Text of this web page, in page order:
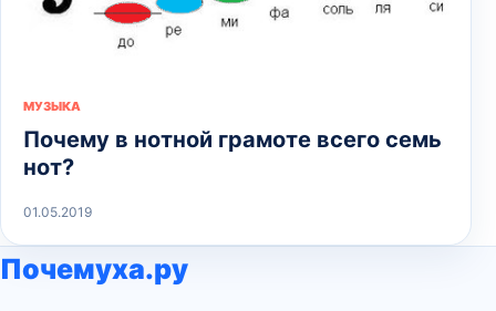
МУЗЫКА
Почему в нотной грамоте всего семь
нот?
01.05.2019
Почемуха.ру